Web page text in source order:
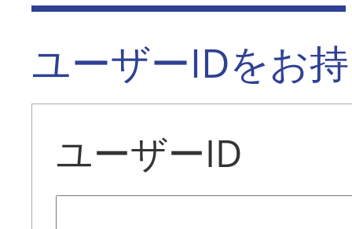
ユーザーIDをお
ユーザーID